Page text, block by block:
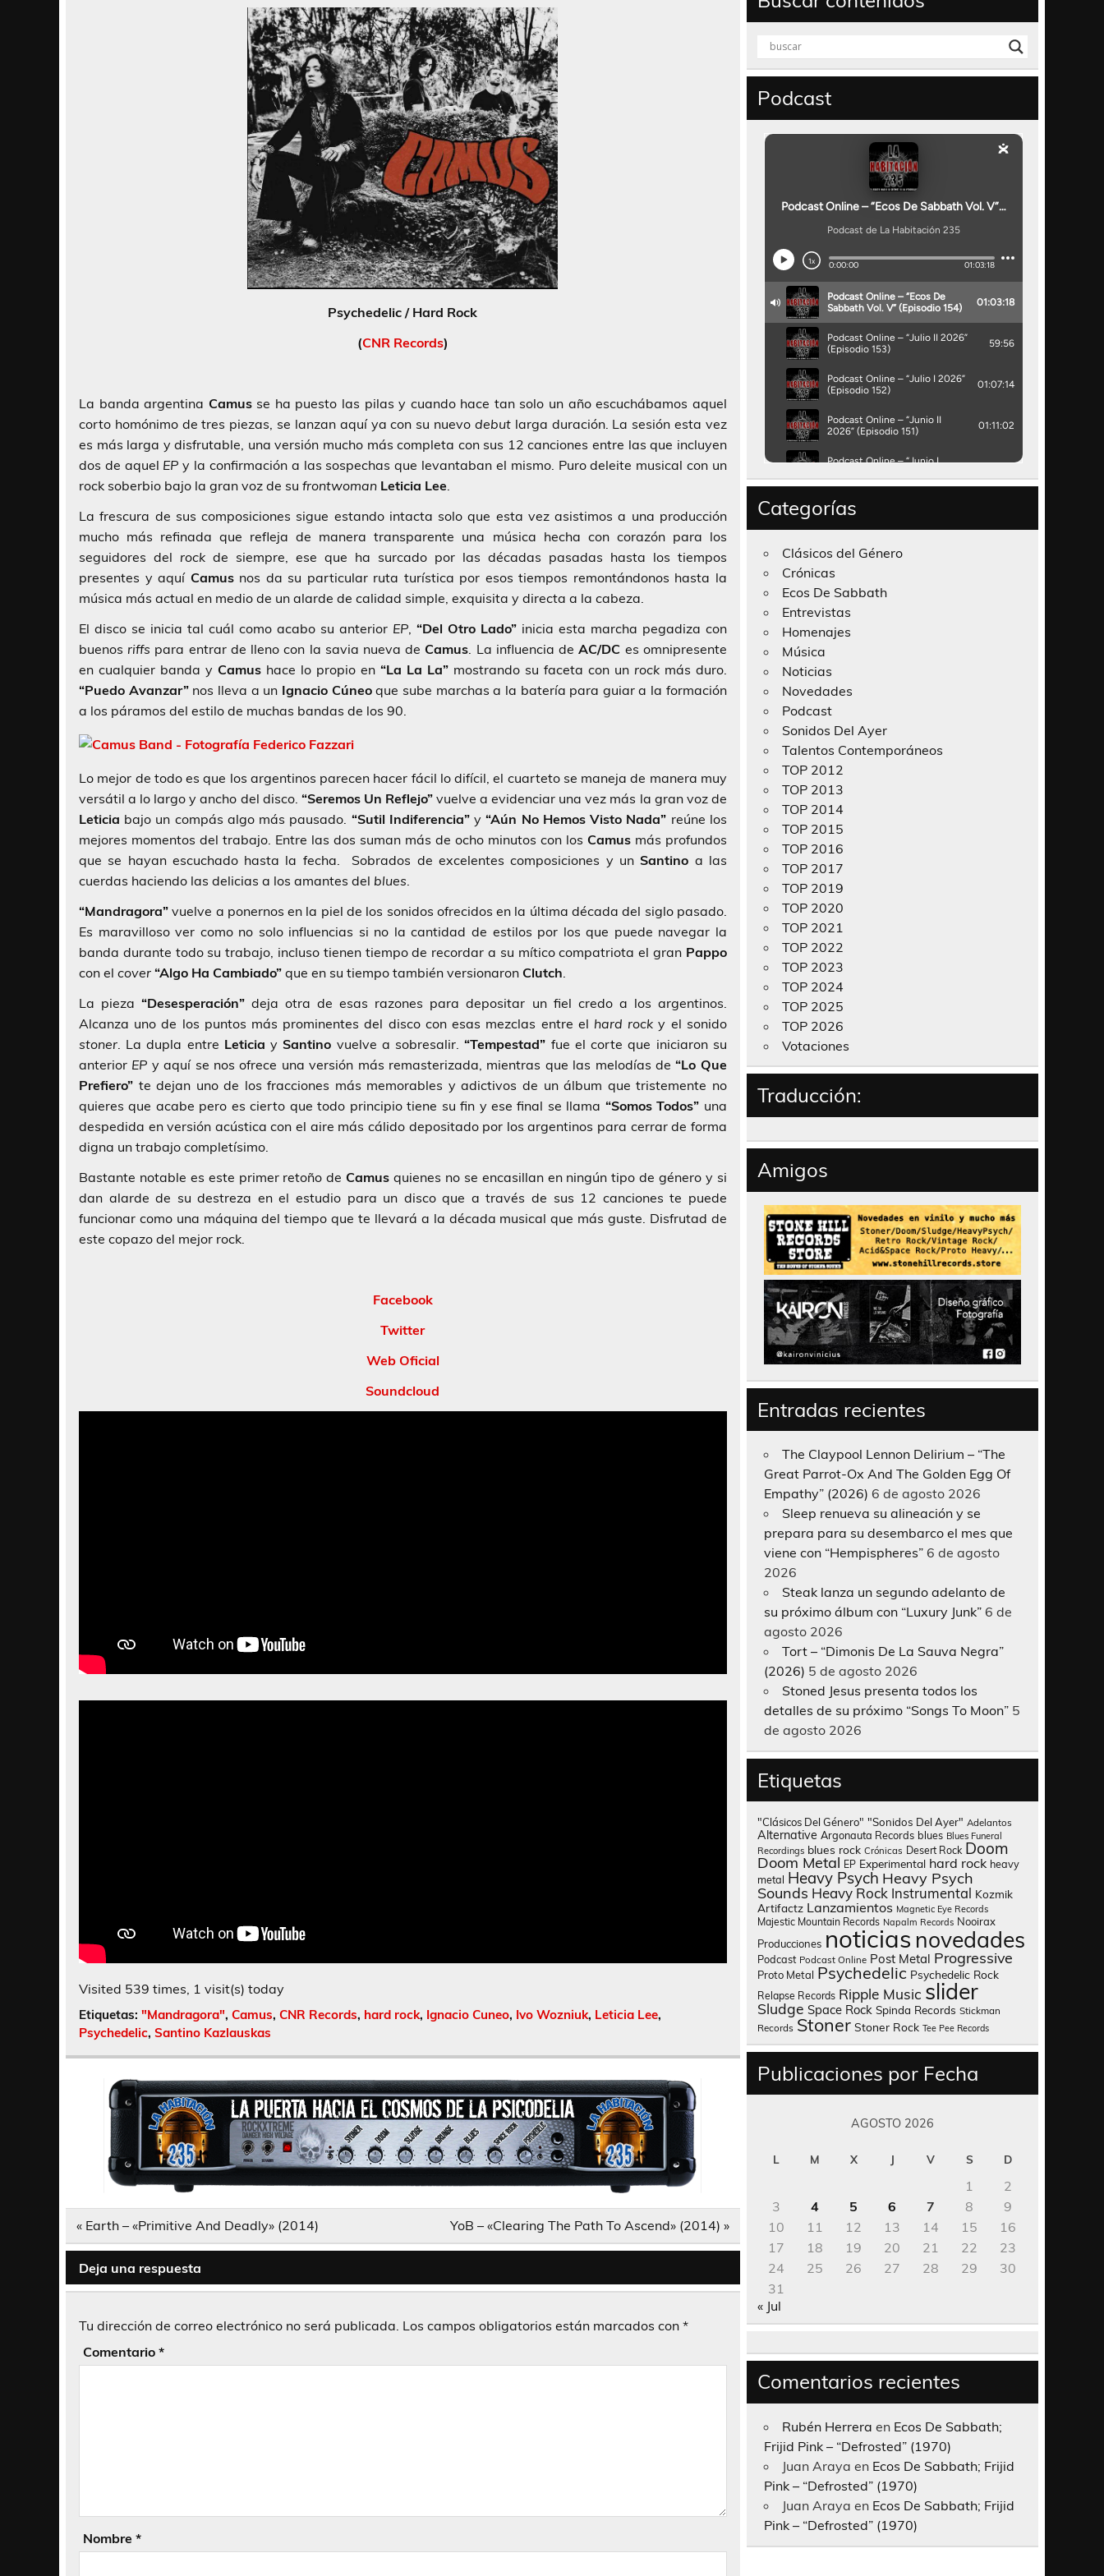
Psychedelic / Hard Rock
(CNR Records)
La banda argentina Camusse ha puesto las pilas y cuando hace tan solo un año escuchábamos aquel
corto homónimo de tres piezas, se lanzan aquí ya con su nuevo debutlarga duración. La sesión esta vez
es más larga y disfrutable, una versión mucho más completa con sus 12 canciones entre las que incluyen
dos de aquel EP y la confirmación a las sospechas que levantaban el mismo. Puro deleite musical con un
rock soberbio bajo la gran voz de su frontwoman Leticia Lee
La frescura de sus composiciones sigue estando intacta solo que esta vez asistimos a una producción
mucho más refinada que refleja de manera transparente una música hecha con corazón para los
seguidores del rockde siempre, ese que ha surcado por las décadas pasadas hasta los tiempos
presentes y aquí Camusnos da su particular ruta turística por esos tiempos remontándonos hasta la
música más actual en medio de un alarde de calidad simple, exquisita y directa a la cabeza.
El disco se inicia tal cuál como acabo su anterior EP, “Del Otro Lado”inicia esta marcha pegadiza con
buenos riffs para entrar de lleno con la savia nueva deCamus . La influencia deAC/DC es omnipresente
en cualquier banda y Camushace lo propio en “La La La” mostrando su faceta con un rockmás duro.
“Puedo Avanzar”nos lleva a un Ignacio Cúneoque sube marchas a la batería para guiar a la formación
a los páramos del estilo de muchas bandas de los 90.
Lo mejor de todo es que los argentinos parecen hacer fácil lo difícil, el cuarteto se maneja de manera muy
versátil a lo largo y ancho del disco. “Seremos Un Reflejo”vuelve a evidenciar una vez más la gran voz de
Leticia bajo un compás algo más pausado. “Sutil Indiferencia”y“Aún No Hemos Visto Nada” reúne los
mejores momentos del trabajo. Entre las dos suman más de ocho minutos con los Camusmás profundos
que se hayan escuchado hasta la fecha. Sobrados de excelentes composiciones y unSantino a las
cuerdas haciendo las delicias a los amantes del blues
“Mandragora” vuelve a ponernos en la piel de los sonidos ofrecidos en la última década del siglo pasado.
Es maravilloso ver como no solo influencias si no la cantidad de estilos por los que puede navegar la
banda durante todo su trabajo, incluso tienen tiempo de recordar a su mítico compatriota el gran Pappo
con el cover “Algo Ha Cambiado” que en su tiempo también versionaron Clutch
La pieza“Desesperación” deja otra de esas razones para depositar un fiel credo a los argentinos.
Alcanza uno de los puntos más prominentes del disco con esas mezclas entre el hard rock y el sonido
stoner . La dupla entre Leticia ySantino vuelve a sobresalir.“Tempestad” fue el corte que iniciaron su
anterior EP y aquí se nos ofrece una versión más remasterizada, mientras que las melodías de“Lo Que
Prefiero” te dejan uno de los fracciones más memorables y adictivos de un álbum que tristemente no
quieres que acabe pero es cierto que todo principio tiene su fin y ese final se llama “Somos Todos” una
despedida en versión acústica con el aire más cálido depositado por los argentinos para cerrar de forma
digna un trabajo completísimo.
Bastante notable es este primer retoño deCamus quienes no se encasillan en ningún tipo de género y si
dan alarde de su destreza en el estudio para un disco que a través de sus 12 canciones te puede
funcionar como una máquina del tiempo que te llevará a la década musical que más guste. Disfrutad de
este copazo del mejor rock.
Facebook
Twitter
Web Oficial
Soundcloud
Visited 539 times, 1 visit(s) today
Etiquetas: "Mandragora", Camus, CNR Records, hard rock, Ignacio Cuneo, Ivo Wozniuk, Leticia Lee,
Psychedelic, Santino Kazlauskas
Navegación
entradas
« Earth – «Primitive And Deadly» (2014) YoB – «Clearing The Path To Ascend» (2014) »
Deja una respuesta
Tu dirección de correo electrónico no será publicada. Los campos obligatorios están marcados con *
Comentario *
Nombre *
Podcast
Categorías
Clásicos del Género
Crónicas
Ecos De Sabbath
Entrevistas
Homenajes
Música
Noticias
Novedades
Podcast
Sonidos Del Ayer
Talentos Contemporáneos
TOP 2012
TOP 2013
TOP 2014
TOP 2015
TOP 2016
TOP 2017
TOP 2019
TOP 2020
TOP 2021
TOP 2022
TOP 2023
TOP 2024
TOP 2025
TOP 2026
Votaciones
Traducción:
Amigos
Entradas recientes
The Claypool Lennon Delirium – “The
Great Parrot-Ox And The Golden Egg Of
Empathy” (2026) 6 de agosto 2026
Sleep renueva su alineación y se
prepara para su desembarco el mes que
viene con “Hempispheres” 6 de agosto
2026
Steak lanza un segundo adelanto de
su próximo álbum con “Luxury Junk” 6 de
agosto 2026
Tort – “Dimonis De La Sauva Negra”
(2026) 5 de agosto 2026
Stoned Jesus presenta todos los
detalles de su próximo “Songs To Moon” 5
de agosto 2026
Etiquetas
"Clásicos Del Género" "Sonidos Del Ayer" Adelantos
Alternative Argonauta Records blues Blues Funeral
Recordings blues rock Crónicas Desert Rock Doom
Doom Metal EP Experimental hard rock heavy
metal Heavy Psych Heavy Psych
Sounds Heavy Rock Instrumental Kozmik
Artifactz Lanzamientos Magnetic Eye Records
Majestic Mountain Records Napalm Records Nooirax
Producciones noticias novedades
Podcast Podcast Online Post Metal Progressive
Proto Metal Psychedelic Psychedelic Rock
Relapse Records Ripple Music slider
Sludge Space Rock Spinda Records Stickman
Records Stoner Stoner Rock Tee Pee Records
Publicaciones por Fecha
AGOSTO 2026
L M X J V S D
1
2
3
4 5 6 7 8
9
10
11 12 13 14 15
16
17
18 19 20 21 22
23
24
25 26 27 28 29
30
31
« Jul
Comentarios recientes
Rubén Herrera en Ecos De Sabbath;
Frijid Pink – “Defrosted” (1970)
Juan Araya en Ecos De Sabbath; Frijid
Pink – “Defrosted” (1970)
Juan Araya en Ecos De Sabbath; Frijid
Pink – “Defrosted” (1970)